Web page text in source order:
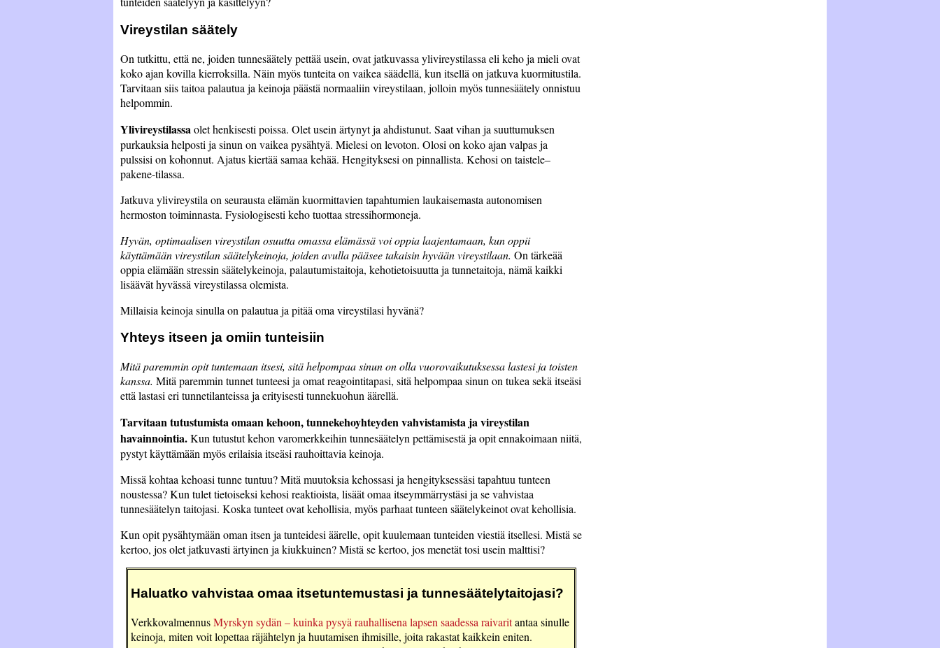
Vireystilan säätely
On tutkittu, että ne, joiden tunnesäätely pettää usein, ovat jatkuvassa ylivireystilassa eli keho ja mieli ovat
koko ajan kovilla kierroksilla. Näin myös tunteita on vaikea säädellä, kun itsellä on jatkuva kuormitustila.
Tarvitaan siis taitoa palautua ja keinoja päästä normaaliin vireystilaan, jolloin myös tunnesäätely onnistuu
helpommin.
Ylivireystilassaolet henkisesti poissa. Olet usein ärtynyt ja ahdistunut. Saat vihan ja suuttumuksen
purkauksia helposti ja sinun on vaikea pysähtyä. Mielesi on levoton. Olosi on koko ajan valpas ja
pulssisi on kohonnut. Ajatus kiertää samaa kehää. Hengityksesi on pinnallista. Kehosi on taistele–
pakene-tilassa.
Jatkuva ylivireystila on seurausta elämän kuormittavien tapahtumien laukaisemasta autonomisen
hermoston toiminnasta. Fysiologisesti keho tuottaa stressihormoneja.
Hyvän, optimaalisen vireystilan osuutta omassa elämässä voi oppia laajentamaan, kun oppii
käyttämään vireystilan säätelykeinoja, joiden avulla pääsee takaisin hyvään vireystilaan. On tärkeää
oppia elämään stressin säätelykeinoja, palautumistaitoja, kehotietoisuutta ja tunnetaitoja, nämä kaikki
lisäävät hyvässä vireystilassa olemista.
Millaisia keinoja sinulla on palautua ja pitää oma vireystilasi hyvänä?
Yhteys itseen ja omiin tunteisiin
Mitä paremmin opit tuntemaan itsesi, sitä helpompaa sinun on olla vuorovaikutuksessa lastesi ja toisten
kanssa. Mitä paremmin tunnet tunteesi ja omat reagointitapasi, sitä helpompaa sinun on tukea sekä itseäsi
että lastasi eri tunnetilanteissa ja erityisesti tunnekuohun äärellä.
Tarvitaan tutustumista omaan kehoon, tunnekehoyhteyden vahvistamista ja vireystilan
havainnointia.Kun tutustut kehon varomerkkeihin tunnesäätelyn pettämisestä ja opit ennakoimaan niitä,
pystyt käyttämään myös erilaisia itseäsi rauhoittavia keinoja.
Missä kohtaa kehoasi tunne tuntuu? Mitä muutoksia kehossasi ja hengityksessäsi tapahtuu tunteen
noustessa? Kun tulet tietoiseksi kehosi reaktioista, lisäät omaa itseymmärrystäsi ja se vahvistaa
tunnesäätelyn taitojasi. Koska tunteet ovat kehollisia, myös parhaat tunteen säätelykeinot ovat kehollisia.
Kun opit pysähtymään oman itsen ja tunteidesi äärelle, opit kuulemaan tunteiden viestiä itsellesi. Mistä se
kertoo, jos olet jatkuvasti ärtyinen ja kiukkuinen? Mistä se kertoo, jos menetät tosi usein malttisi?
Haluatko vahvistaa omaa itsetuntemustasi ja tunnesäätelytaitojasi?
VerkkovalmennusMyrskyn sydän – kuinka pysyä rauhallisena lapsen saadessa raivaritantaa sinulle
keinoja, miten voit lopettaa räjähtelyn ja huutamisen ihmisille, joita rakastat kaikkein eniten.